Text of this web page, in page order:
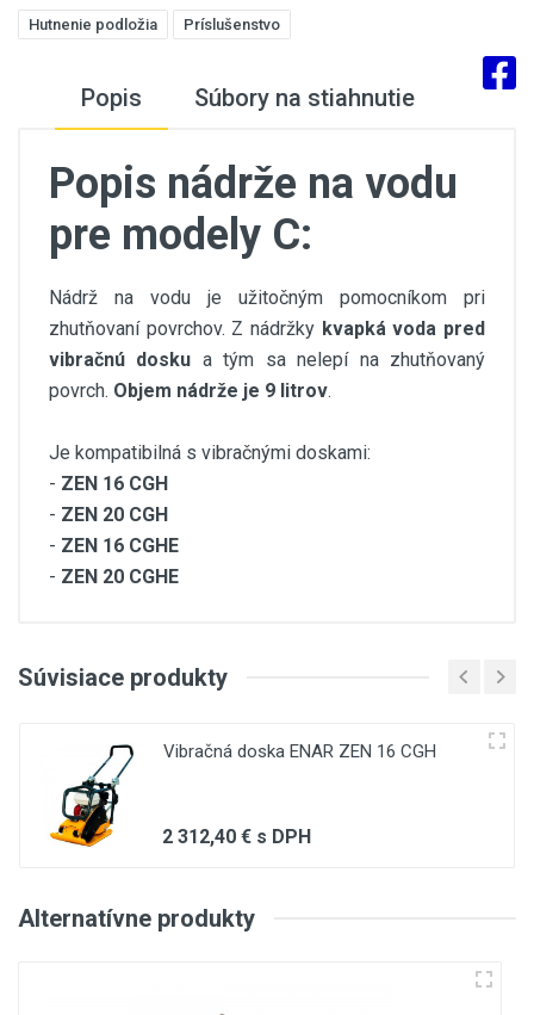
Hutnenie podložia Príslušenstvo
Popis Súbory na stiahnutie
Popis nádrže na vodu
pre modely C:
Nádrž na vodu je užitočným pomocníkom pri
zhutňovaní povrchov. Z nádržky kvapká voda pred
vibračnú dosku a tým sa nelepí na zhutňovaný
povrch. Objem nádrže je 9 litrov.
Je kompatibilná s vibračnými doskami:
- ZEN 16 CGH
- ZEN 20 CGH
- ZEN 16 CGHE
- ZEN 20 CGHE
1
Write A Review
Súvisiace produkty
Vibračná doska ENAR ZEN 16 CGH
2 312,40 € s DPH
Alternatívne produkty